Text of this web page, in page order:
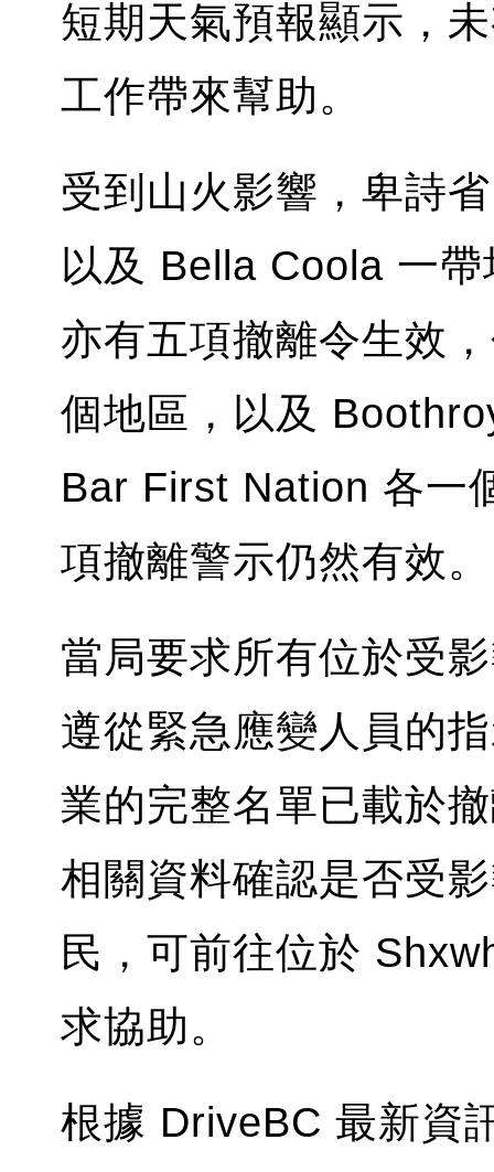
短期天氣預報顯示，
工作帶來幫助。
受到山火影響，卑詩
以及 Bella Coola 一
亦有五項撤離令生效
個地區，以及
Bar First Nation 各一
項撤離警示仍然有效。
當局要求所有位於受
遵從緊急應變人員的
業的完整名單已載於
相關資料確認是否受
民，可前往位於
求協助。
根據 DriveBC 最新資